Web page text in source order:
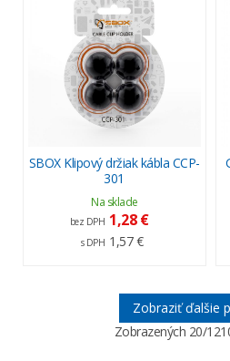
SBOX Klipový držiak kábla CCP-
301
Na sklade
bez DPH 1,28 €
s DPH 1,57 €
Zobraziť ďalšie
Zobrazených 20/